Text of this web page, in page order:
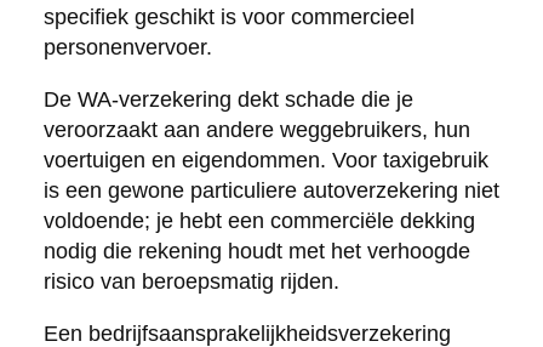
specifiek geschikt is voor commercieel
personenvervoer.
De WA-verzekering dekt schade die je
veroorzaakt aan andere weggebruikers, hun
voertuigen en eigendommen. Voor taxigebruik
is een gewone particuliere autoverzekering niet
voldoende; je hebt een commerciële dekking
nodig die rekening houdt met het verhoogde
risico van beroepsmatig rijden.
Een bedrijfsaansprakelijkheidsverzekering